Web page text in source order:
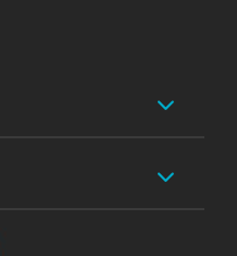
Bucuresti, 012167